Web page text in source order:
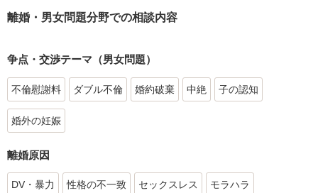
離婚・男女問題分野での相談内容
争点・交渉テーマ（男女問題）
不倫慰謝料 ダブル不倫 婚約破棄 中絶 子の認知
婚外の妊娠
離婚原因
DV・暴力 性格の不一致 セックスレス モラハラ